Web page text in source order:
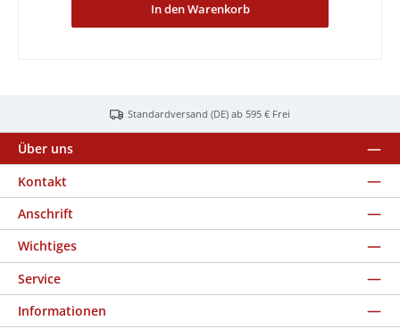
In den Warenkorb
Standardversand (DE) ab 595 € Frei
Über uns
Kontakt
Anschrift
Wichtiges
Service
Informationen